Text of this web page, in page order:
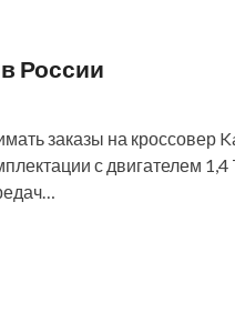
России
заказы на кроссовер
с двигателем